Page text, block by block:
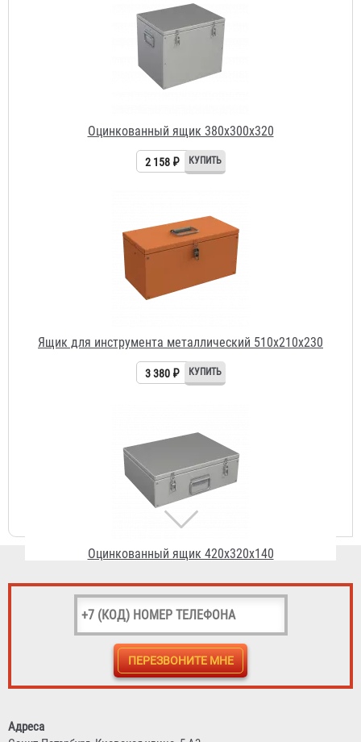
Оцинкованный ящик 380х300х320
2 158 ₽
Ящик для инструмента металлический 510x210x230
Оцинкованный ящик 420х320х140
1 833 ₽
Ящик для инструмента металлический 420x200x200
Адреса